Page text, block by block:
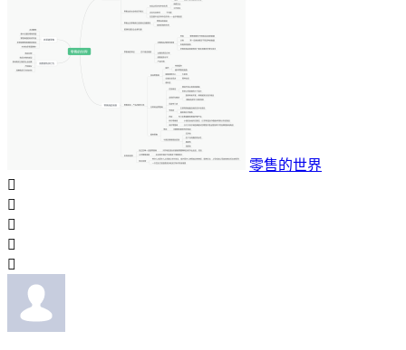
零售的世界




